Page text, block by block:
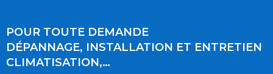
POUR TOUTE DEMANDE
DÉPANNAGE, INSTALLATION ET ENTRETIEN
CLIMATISATION,…